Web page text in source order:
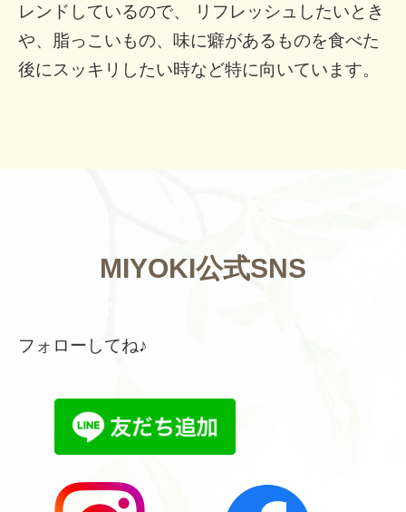
レンドしているので、 リフレッシュしたいとき
や、脂っこいもの、味に癖があるものを食べた
後にスッキリしたい時など特に向いています。
MIYOKI公式SNS
フォローしてね♪